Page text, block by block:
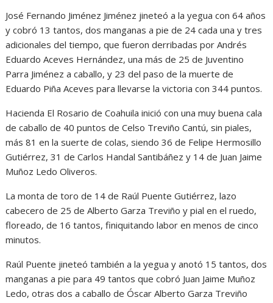
José Fernando Jiménez Jiménez jineteó a la yegua con 64 años
y cobró 13 tantos, dos manganas a pie de 24 cada una y tres
adicionales del tiempo, que fueron derribadas por Andrés
Eduardo Aceves Hernández, una más de 25 de Juventino
Parra Jiménez a caballo, y 23 del paso de la muerte de
Eduardo Piña Aceves para llevarse la victoria con 344 puntos.
Hacienda El Rosario de Coahuila inició con una muy buena cala
de caballo de 40 puntos de Celso Treviño Cantú, sin piales,
más 81 en la suerte de colas, siendo 36 de Felipe Hermosillo
Gutiérrez, 31 de Carlos Handal Santibáñez y 14 de Juan Jaime
Muñoz Ledo Oliveros.
La monta de toro de 14 de Raúl Puente Gutiérrez, lazo
cabecero de 25 de Alberto Garza Treviño y pial en el ruedo,
floreado, de 16 tantos, finiquitando labor en menos de cinco
minutos.
Raúl Puente jineteó también a la yegua y anotó 15 tantos, dos
manganas a pie para 49 tantos que cobró Juan Jaime Muñoz
Ledo, otras dos a caballo de Óscar Alberto Garza Treviño